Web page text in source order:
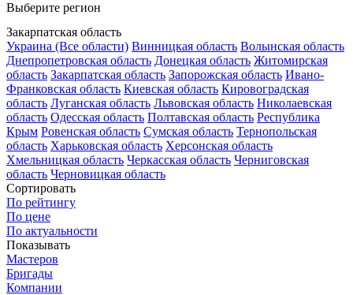
Выберите регион
Закарпатская область
Украина (Все области) Винницкая область Волынская область
Днепропетровская область Донецкая область Житомирская
область Закарпатская область Запорожская область Ивано-
Франковская область Киевская область Кировоградская
область Луганская область Львовская область Николаевская
область Одесская область Полтавская область Республика
Крым Ровенская область Сумская область Тернопольская
область Харьковская область Херсонская область
Хмельницкая область Черкасская область Черниговская
область Черновицкая область
Сортировать
По рейтингу
По цене
По актуальности
Показывать
Мастеров
Бригады
Компании